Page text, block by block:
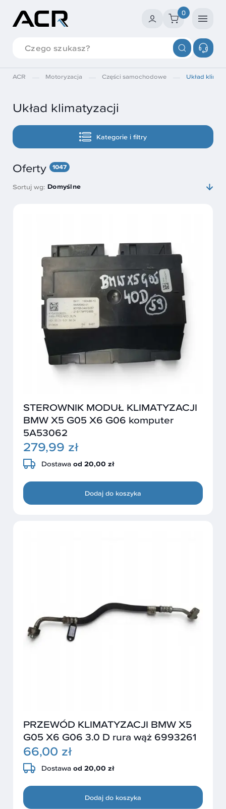
0
ACR Motoryzacja Części samochodowe Układ
Układ klimatyzacji
Kategorie i filtry
Oferty 1047
Sortuj wg: Domyślne
STEROWNIK MODUŁ KLIMATYZACJI
BMW X5 G05 X6 G06 komputer
5A53062
279,99 zł
Dostawa od 20,00 zł
Dodaj do koszyka
PRZEWÓD KLIMATYZACJI BMW X5
G05 X6 G06 3.0 D rura wąż 6993261
66,00 zł
Dostawa od 20,00 zł
Dodaj do koszyka